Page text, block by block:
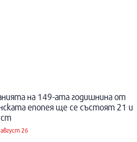
на 149-ата годишнина от
епопея ще се състоят 21 и
26